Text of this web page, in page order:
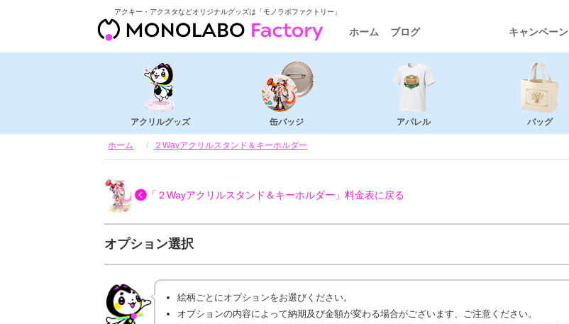
アクキー・アクスタなどオリジナルグッズは「モノラボファクトリー」
ホーム ブログ キャンペーン
アクリルグッズ 缶バッジ アパレル バッグ
ホーム ２Wayアクリルスタンド＆キーホルダー
「２Wayアクリルスタンド＆キーホルダー」 料金表に戻る
オプション選択
絵柄ごとにオプションをお選びください。
オプションの内容によって納期及び金額が変わる場合がございます、ご注意ください。